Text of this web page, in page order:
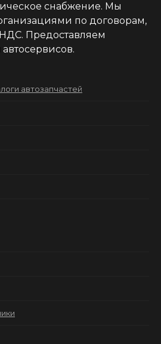
снабжение. Мы
по договорам,
НДС. Предоставляем
автозапчастей